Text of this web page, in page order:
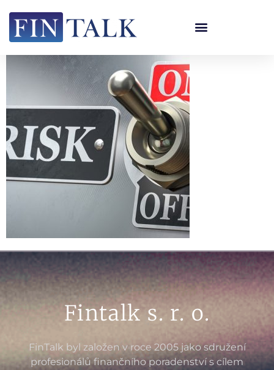
Fintalk s. r. o.
FinTalk byl založen v roce 2005 jako sdružení
profesionálů finančního poradenství s cílem